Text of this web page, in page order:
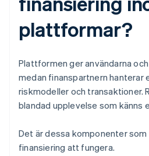
plattformar?
Plattformen ger användarna
medan finanspartnern hanterar
riskmodeller och transaktioner.
blandad upplevelse som känns
Det är dessa komponenter som
finansiering att fungera.